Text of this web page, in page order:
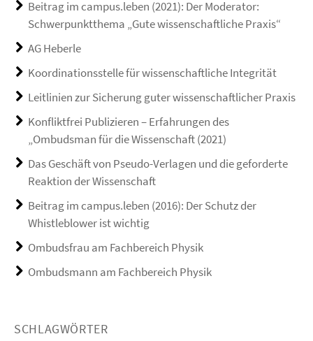
Beitrag im campus.leben (2021): Der Moderator:
Schwerpunktthema „Gute wissenschaftliche Praxis“
AG Heberle
Koordinationsstelle für wissenschaftliche Integrität
Leitlinien zur Sicherung guter wissenschaftlicher Praxis
Konfliktfrei Publizieren – Erfahrungen des
„Ombudsman für die Wissenschaft (2021)
Das Geschäft von Pseudo-Verlagen und die geforderte
Reaktion der Wissenschaft
Beitrag im campus.leben (2016): Der Schutz der
Whistleblower ist wichtig
Ombudsfrau am Fachbereich Physik
Ombudsmann am Fachbereich Physik
SCHLAGWÖRTER